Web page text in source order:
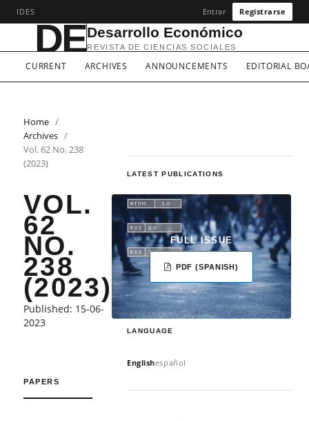
IDES Entrar Registrarse
DEDesarrollo Económico
REVISTA DE CIENCIAS SOCIALES
CURRENT ARCHIVES ANNOUNCEMENTS EDITORIAL
Home /
Archives /
Vol. 62 No. 238
(2023)
VOL.
62
NO.
238
(2023)
Published: 15-06-
2023
FULL ISSUE
PDF (SPANISH)
PAPERS
LATEST PUBLICATIONS
LANGUAGE
Englishespañol